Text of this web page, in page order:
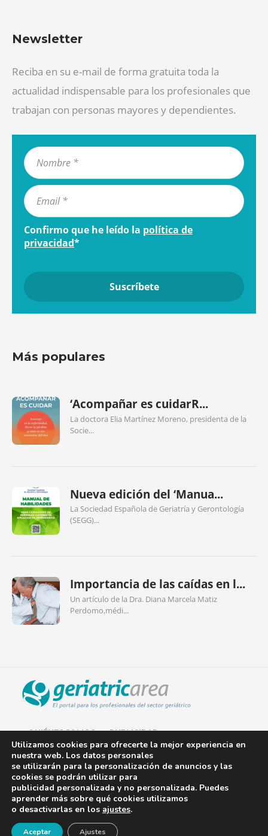
Newsletter
Reciba en su e-mail de forma gratuita toda la
actualidad indispensable para los profesionales que
trabajan con personas mayores y dependientes.
Confirmo que he leído la política de
privacidad*
Más populares
‘Acompañar es cuidarR...
La doctora Elia Martínez Moreno, presidenta de la
Socie...
Nueva edición del ‘Manua...
La Sociedad Española de Geriatría y Gerontología
(SEGG)...
Importancia de las caídas en l...
Un artículo de la Dra. Diana Marcela Matiz
Perdomo,médi...
QUIÉNES SOMOS PUBLICIDAD
AVISO LEGAL
POLÍTICA DE COOKIES
POLÍTICA DE PRIVACIDAD
CONTACTO¡Newsletter!
Utilizamos cookies para ofrecerte la mejor experiencia en
nuestra web. Los datos personales
se utilizarán para la personalización de anuncios y las
cookies se podrán utilizar para
publicidad personalizada y no personalizada. Puedes
aprender más sobre qué cookies utilizamos
o desactivarlas en los ajustes.
Aceptar Ajustes